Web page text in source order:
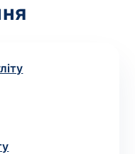
не
для них